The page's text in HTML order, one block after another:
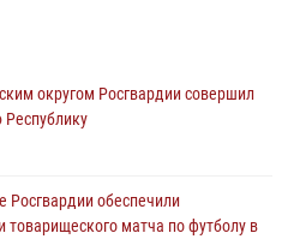
к донорской акции
округом Росгвардии совершил
Росгвардии обеспечили
товарищеского матча по футболу в